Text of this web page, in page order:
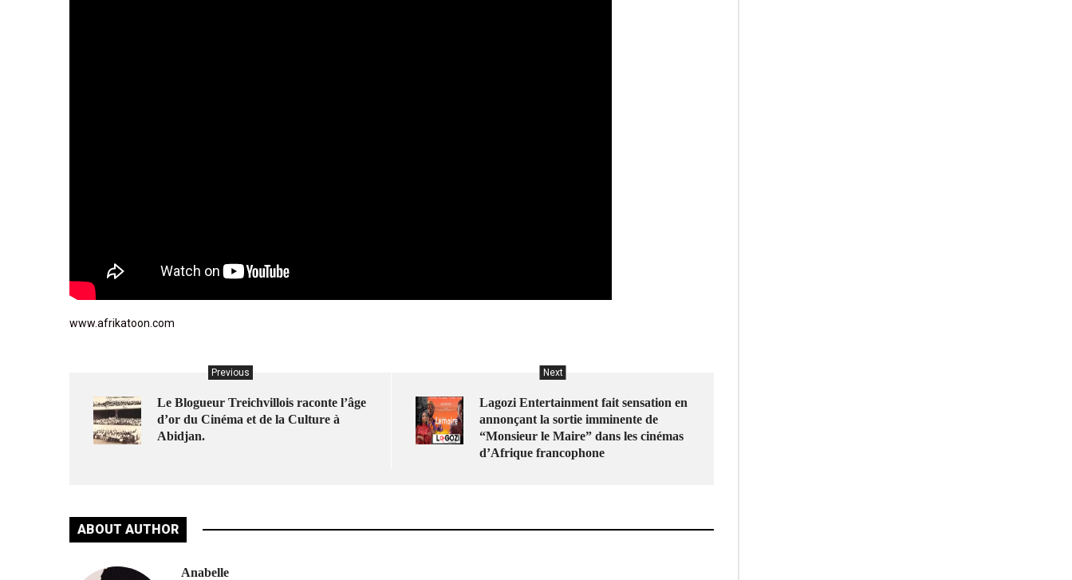
www.afrikatoon.com
Previous
Le Blogueur Treichvillois raconte l’âge
d’or du Cinéma et de la Culture à
Abidjan.
Next
Lagozi Entertainment fait sensation en
annonçant la sortie imminente de
“Monsieur le Maire” dans les cinémas
d’Afrique francophone
ABOUT AUTHOR
Anabelle